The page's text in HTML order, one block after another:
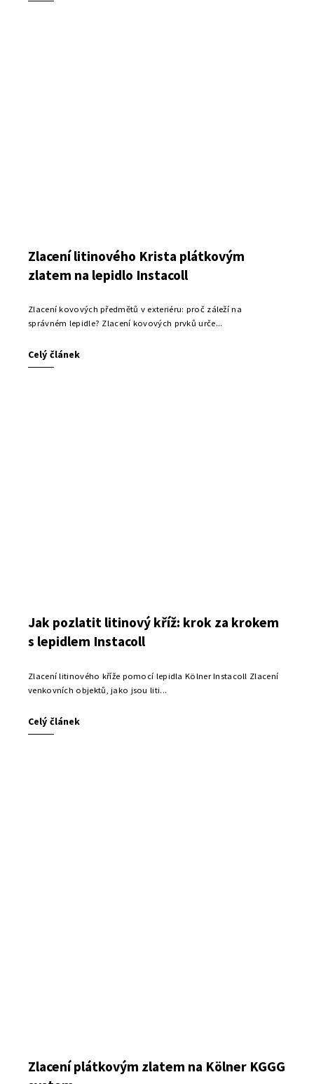
Zlacení litinového Krista plátkovým
zlatem na lepidlo Instacoll
Zlacení kovových předmětů v exteriéru: proč záleží na
správném lepidle? Zlacení kovových prvků urče...
Celý článek
Jak pozlatit litinový kříž: krok za krokem
s lepidlem Instacoll
Zlacení litinového kříže pomocí lepidla Kölner Instacoll Zlacení
venkovních objektů, jako jsou liti...
Celý článek
Zlacení plátkovým zlatem na Kölner KGGG